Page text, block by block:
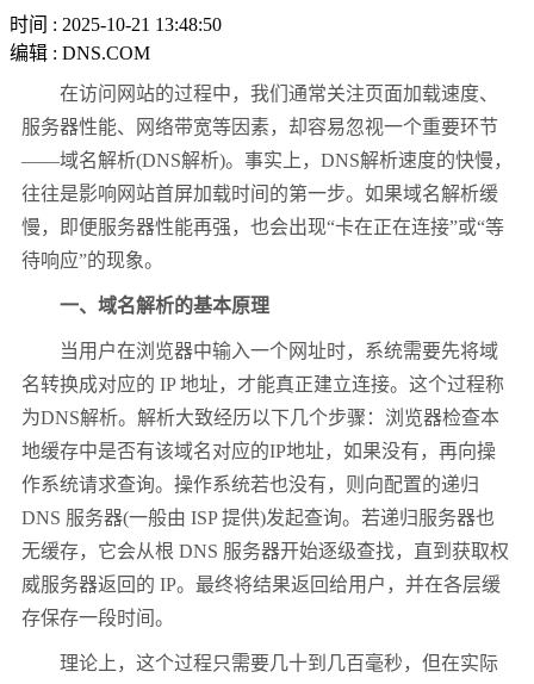
时间 : 2025-10-21 13:48:50
编辑 : DNS.COM
在访问网站的过程中，我们通常关注页面加载速度、
服务器性能、网络带宽等因素，却容易忽视一个重要环节
——域名解析(DNS解析)。事实上，DNS解析速度的快慢，
往往是影响网站首屏加载时间的第一步。如果域名解析缓
慢，即便服务器性能再强，也会出现“卡在正在连接”或“等
待响应”的现象。
一、域名解析的基本原理
当用户在浏览器中输入一个网址时，系统需要先将域
名转换成对应的 IP 地址，才能真正建立连接。这个过程称
为DNS解析。解析大致经历以下几个步骤：浏览器检查本
地缓存中是否有该域名对应的IP地址，如果没有，再向操
作系统请求查询。操作系统若也没有，则向配置的递归
DNS 服务器(一般由 ISP 提供)发起查询。若递归服务器也
无缓存，它会从根 DNS 服务器开始逐级查找，直到获取权
威服务器返回的 IP。最终将结果返回给用户，并在各层缓
存保存一段时间。
理论上，这个过程只需要几十到几百毫秒，但在实际